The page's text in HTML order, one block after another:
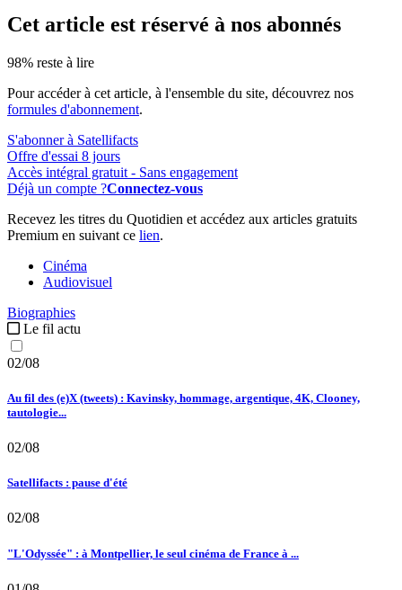
Cet article est réservé à nos abonnés
98% reste à lire
Pour accéder à cet article, à l'ensemble du site, découvrez nos
formules d'abonnement.
S'abonner à Satellifacts
Offre d'essai 8 jours
Accès intégral gratuit - Sans engagement
Déjà un compte ?Connectez-vous
Recevez les titres du Quotidien et accédez aux articles gratuits
Premium en suivant ce lien.
Cinéma
Audiovisuel
Biographies
Le fil actu
02/08
Au fil des (e)X (tweets) : Kavinsky, hommage, argentique, 4K, Clooney,
tautologie...
02/08
Satellifacts : pause d'été
02/08
"L'Odyssée" : à Montpellier, le seul cinéma de France à ...